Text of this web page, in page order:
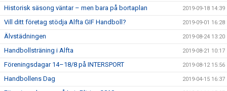
Historisk säsong väntar – men bara på bortaplan 2019-09-18 14:39
Vill ditt företag stödja Alfta GIF Handboll? 2019-09-01 16:28
Älvstädningen 2019-08-24 13:20
Handbollsträning i Alfta 2019-08-21 10:17
Föreningsdagar 14–18/8 på INTERSPORT 2019-08-12 15:56
Handbollens Dag 2019-04-15 16:37